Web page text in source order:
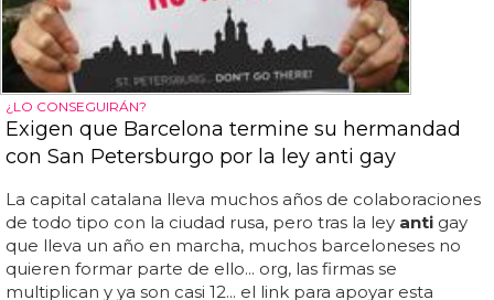
¿LO CONSEGUIRÁN?
Exigen que Barcelona termine su hermandad
con San Petersburgo por la ley anti gay
La capital catalana lleva muchos años de colaboraciones
de todo tipo con la ciudad rusa, pero tras la ley anti gay
que lleva un año en marcha, muchos barceloneses no
quieren formar parte de ello... org, las firmas se
multiplican y ya son casi 12... el link para apoyar esta